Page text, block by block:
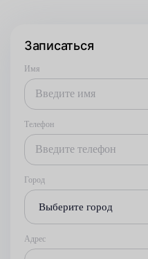
Записаться
Имя
Телефон
Город
Выберите город
Адрес